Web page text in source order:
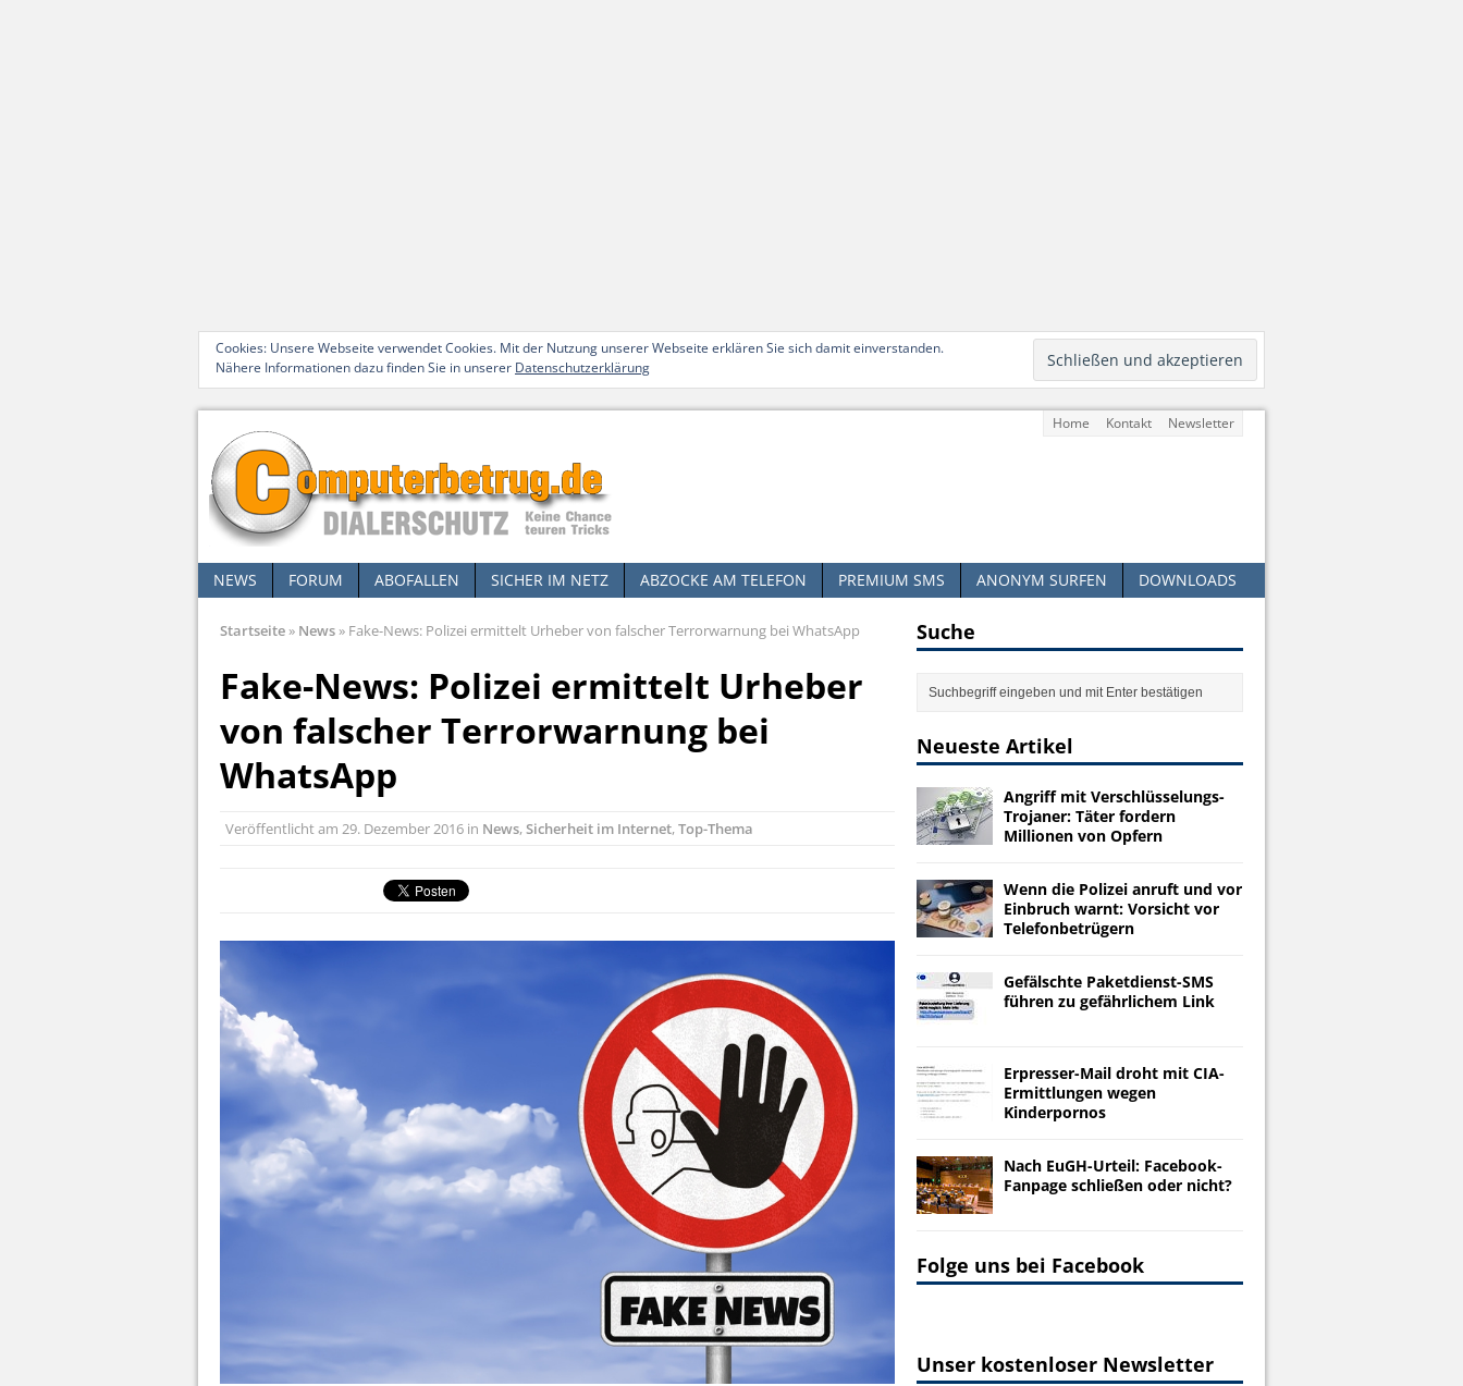
Cookies: Unsere Webseite verwendet Cookies. Mit der Nutzung unserer Webseite erklären Sie sich damit einverstanden.
Nähere Informationen dazu finden Sie in unserer Datenschutzerklärung
Home Kontakt Newsletter
NEWS FORUM ABOFALLEN SICHER IM NETZ ABZOCKE AM TELEFON PREMIUM SMS ANONYM SURFEN DOWNLOADS
Startseite» News» Fake-News: Polizei ermittelt Urheber von falscher Terrorwarnung bei WhatsApp
Fake-News: Polizei ermittelt Urheber
von falscher Terrorwarnung bei
WhatsApp
Veröffentlicht am 29. Dezember 2016 in News,Sicherheit im Internet,Top-Thema
Suche
Neueste Artikel
Angriff mit Verschlüsselungs-
Trojaner: Täter fordern
Millionen von Opfern
Wenn die Polizei anruft und vor
Einbruch warnt: Vorsicht vor
Telefonbetrügern
Gefälschte Paketdienst-SMS
führen zu gefährlichem Link
Erpresser-Mail droht mit CIA-
Ermittlungen wegen
Kinderpornos
Nach EuGH-Urteil: Facebook-
Fanpage schließen oder nicht?
Folge uns bei Facebook
Unser kostenloser Newsletter